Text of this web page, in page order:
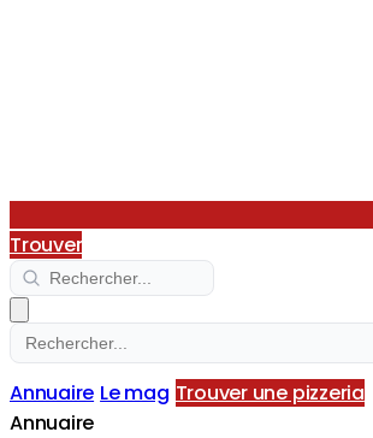
Trouver
Annuaire Le mag Trouver une pizzeria
Annuaire